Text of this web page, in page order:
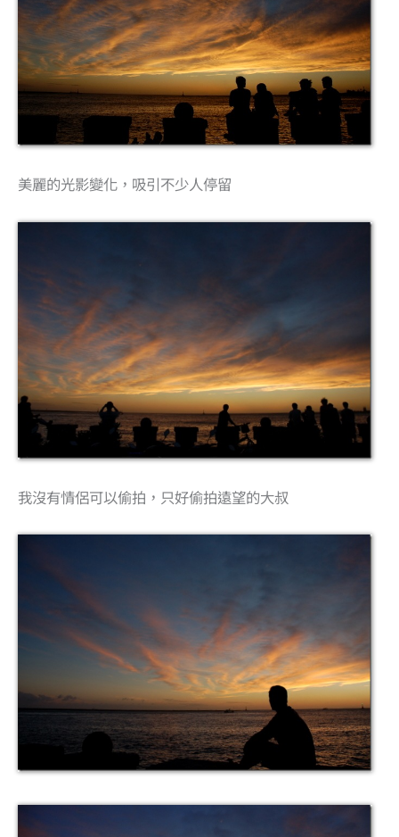
美麗的光影變化，吸引不少人停留
我沒有情侶可以偷拍，只好偷拍遠望的大叔